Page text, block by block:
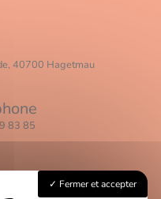
40700 Hagetmau
83 85
ceros.fr Fermer et accepter